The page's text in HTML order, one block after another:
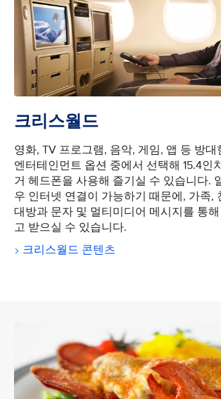
크리스월드
영화, TV 프로그램, 음악, 게임, 앱 등 방대
엔터테인먼트 옵션 중에서 선택해 15.4인
거 헤드폰을 사용해 즐기실 수 있습니다.
우 인터넷 연결이 가능하기 때문에, 가족,
대방과 문자 및 멀티미디어 메시지를 통
고 받으실 수 있습니다.
크리스월드 콘텐츠